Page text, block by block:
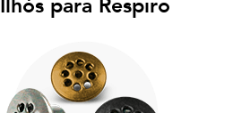
Ilhós para Respiro